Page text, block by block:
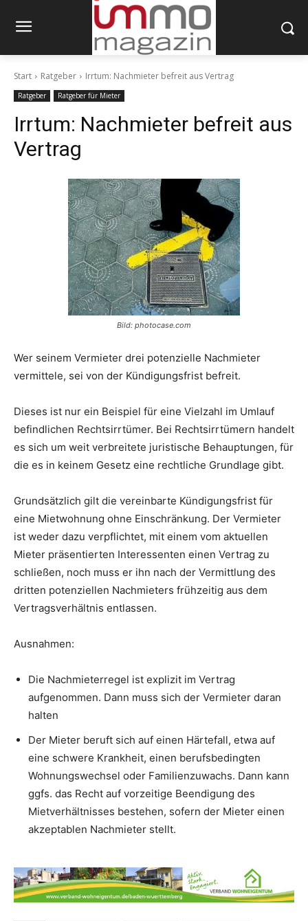
Start Ratgeber Irrtum: Nachmieter befreit aus Vertrag
Ratgeber Ratgeber für Mieter
Irrtum: Nachmieter befreit aus
Vertrag
Bild: photocase.com
Wer seinem Vermieter drei potenzielle Nachmieter
vermittele, sei von der Kündigungsfrist befreit.
Dieses ist nur ein Beispiel für eine Vielzahl im Umlauf
befindlichen Rechtsirrtümer. Bei Rechtsirrtümern handelt
es sich um weit verbreitete juristische Behauptungen, für
die es in keinem Gesetz eine rechtliche Grundlage gibt.
Grundsätzlich gilt die vereinbarte Kündigungsfrist für
eine Mietwohnung ohne Einschränkung. Der Vermieter
ist weder dazu verpflichtet, mit einem vom aktuellen
Mieter präsentierten Interessenten einen Vertrag zu
schließen, noch muss er ihn nach der Vermittlung des
dritten potenziellen Nachmieters frühzeitig aus dem
Vertragsverhältnis entlassen.
Ausnahmen:
Die Nachmieterregel ist explizit im Vertrag
aufgenommen. Dann muss sich der Vermieter daran
halten
Der Mieter beruft sich auf einen Härtefall, etwa auf
eine schwere Krankheit, einen berufsbedingten
Wohnungswechsel oder Familienzuwachs. Dann kann
ggfs. das Recht auf vorzeitige Beendigung des
Mietverhältnisses bestehen, sofern der Mieter einen
akzeptablen Nachmieter stellt.